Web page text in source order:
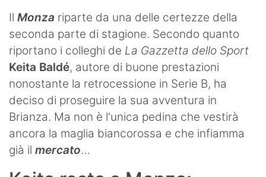
Il Monza riparte da una delle certezze della
seconda parte di stagione. Secondo quanto
riportano i colleghi de La Gazzetta dello Sport
Keita Baldé, autore di buone prestazioni
nonostante la retrocessione in Serie B, ha
deciso di proseguire la sua avventura in
Brianza. Ma non è l'unica pedina che vestirà
ancora la maglia biancorossa e che infiamma
già il mercato…